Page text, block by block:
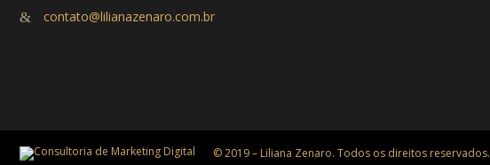
contato@lilianazenaro.com.br
© 2019 – Liliana Zenaro. Todos os direitos reservados.